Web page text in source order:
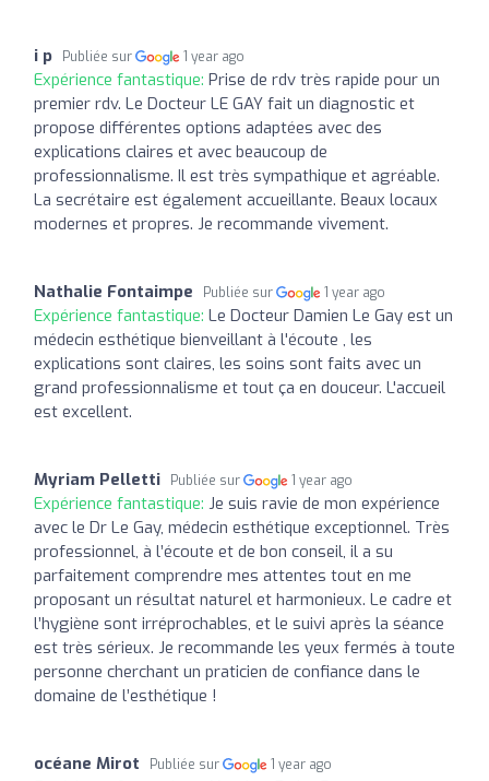
i p Publiée sur 1 year ago
Expérience fantastique: Prise de rdv très rapide pour un
premier rdv. Le Docteur LE GAY fait un diagnostic et
propose différentes options adaptées avec des
explications claires et avec beaucoup de
professionnalisme. Il est très sympathique et agréable.
La secrétaire est également accueillante. Beaux locaux
modernes et propres. Je recommande vivement.
Nathalie Fontaimpe Publiée sur 1 year ago
Expérience fantastique: Le Docteur Damien Le Gay est un
médecin esthétique bienveillant à l'écoute , les
explications sont claires, les soins sont faits avec un
grand professionnalisme et tout ça en douceur. L'accueil
est excellent.
Myriam Pelletti Publiée sur 1 year ago
Expérience fantastique: Je suis ravie de mon expérience
avec le Dr Le Gay, médecin esthétique exceptionnel. Très
professionnel, à l’écoute et de bon conseil, il a su
parfaitement comprendre mes attentes tout en me
proposant un résultat naturel et harmonieux. Le cadre et
l’hygiène sont irréprochables, et le suivi après la séance
est très sérieux. Je recommande les yeux fermés à toute
personne cherchant un praticien de confiance dans le
domaine de l’esthétique !
océane Mirot Publiée sur 1 year ago